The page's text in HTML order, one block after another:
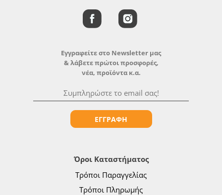
Όροι Καταστήματος
Τρόποι Παραγγελίας
Τρόποι Πληρωμής
Εγγραφείτε στο Newsletter μας
& λάβετε πρώτοι προσφορές,
νέα, προϊόντα κ.α.
ΕΓΓΡΑΦΗ